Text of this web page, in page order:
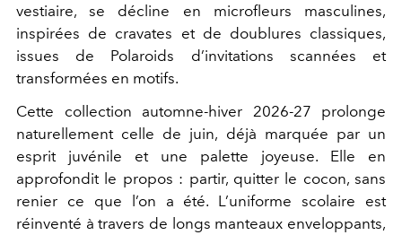
vestiaire, se décline en microfleurs masculines,
inspirées de cravates et de doublures classiques,
issues de Polaroids d’invitations scannées et
transformées en motifs.
Cette collection automne-hiver 2026-27 prolonge
naturellement celle de juin, déjà marquée par un
esprit juvénile et une palette joyeuse. Elle en
approfondit le propos : partir, quitter le cocon, sans
renier ce que l’on a été. L’uniforme scolaire est
réinventé à travers de longs manteaux enveloppants,